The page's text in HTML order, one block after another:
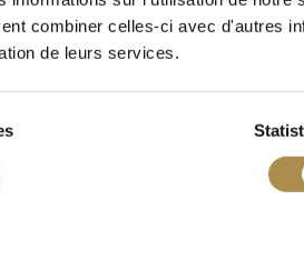
combiner celles-ci avec d'autres
de leurs services.